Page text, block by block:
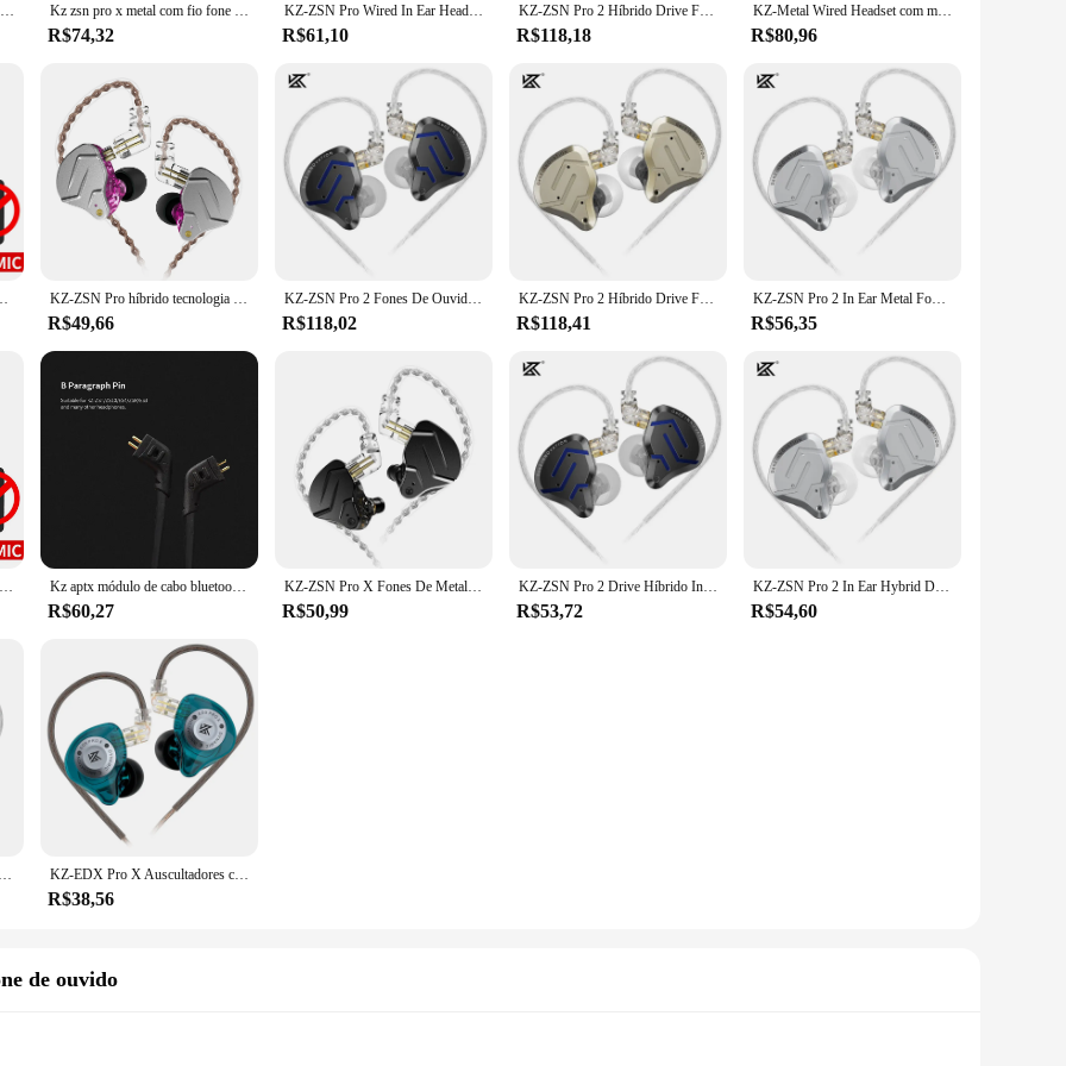
KZ-ZSN Pro Wired In Ear Headset, fone de ouvido destacável com microfone, tecnologia híbrida, música, jogo, fone de ouvido baixo, monitor, 1BA, 1DD Kz zsn pro x metal com fio fone de ouvido híbrido tecnologia 1ba + 1dd gancho ouvido monitor fones com microfone esporte
R$74,32
KZ-ZSN Pro Wired In Ear Headset, fone de ouvido destacável com microfone, tecnologia híbrida, música, jogo, fone de ouvido baixo, monitor, 1BA, 1DD
R$61,10
KZ-ZSN Pro 2 Híbrido Drive Fones De Ouvido, Fones De Metal, HiFi Sports, Redução De Ruído De Baixo, Monitoramento De Fones De Ouvido, 1BA + 1DD
R$118,18
KZ-Metal Wired Headset com microfone, ZSN Pro X, tecnologia híbrida, 1BA + 1DD, In Ear, música, Sport Headphones, Hi Fi Monitor, fone de ouvido
R$80,96
Híbrida, Monitor In-Ear, Esporte HiFi Earbuds KZ-ZSN Pro híbrido tecnologia profissionais fones de ouvido, 3,5 milímetros Wired L tipo auscultadores, DJ Sport Calling Monitor, HIF Headset, Earbuds
R$49,66
KZ-ZSN Pro 2 Fones De Ouvido Híbrido Motorista, Fones De Ouvido De Metal, HiFi Bass, Redução De Ruído, Monitoramento Esportivo, 1BA + 1DD
R$118,02
KZ-ZSN Pro 2 Híbrido Drive Fones De Ouvido, Fones De Metal, HiFi Sports, Redução De Ruído, Bass Earphones, Monitoramento De Fones De Ouvido, 1BA + 1DD
R$118,41
KZ-ZSN Pro 2 In Ear Metal Fones De Ouvido, HiFi Bass Headphone, Monitor Earbuds, Esporte Headset, 1BA + 1DD Tecn
R$56,35
KZ-ZSN Pro Metal Fones De Ouvido, 1BA + 1DD Tecnologia Híbrida, HiFi Bass Earbuds, In Ear Monitor Headphones, Esporte Ruído Cancelamento Headset Kz aptx módulo de cabo bluetooth 4.2 impermeável colar sem fio atualização cabo destacável aplica fones de ouvido cca c10 zsn pro
R$60,27
KZ-ZSN Pro X Fones De Metal, 1BA + 1DD, Tecnologia Híbrida, HiFi, Monitor De Ouvido, Fones De Ouvido Baixo, Esporte, Auscultadores Com Cancelamento De Ruído
R$50,99
KZ-ZSN Pro 2 Drive Híbrido In Ear Metal Earphones, HiFi Bass Headset, Monitor Earbuds, Auscultadores com Cancelamento de Ruído, 1BA + 1DD, Esporte
R$53,72
KZ-ZSN Pro 2 In Ear Hybrid Driver Fone De Ouvido, HiFi Bass Earbuds, Metal Monitor, Esporte Headset, Fone De Ouvido Intercambiáveis, 1BA + 1DD
R$54,60
Fone De Ouvido Metal Fone De Ouvido Baixo Fones De Ouvido Esporte Headset KZ-EDX Pro X Auscultadores com Cancelamento de Ruído, In-Ear Headset, Auscultadores Esportivos, HiFi, Fone De Ouvido, Baixo, ZS10, ZSN, EDC, EDA, Original
R$38,56
de ouvido